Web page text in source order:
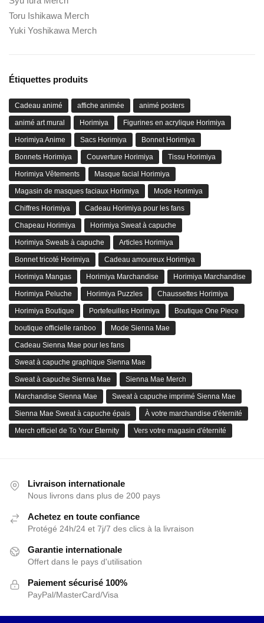
Toru Ishikawa Merch
Yuki Yoshikawa Merch
Étiquettes produits
Cadeau animé affiche animée animé posters
animé art mural Horimiya Figurines en acrylique Horimiya
Horimiya Anime Sacs Horimiya Bonnet Horimiya
Bonnets Horimiya Couverture Horimiya Tissu Horimiya
Horimiya Vêtements Masque facial Horimiya
Magasin de masques faciaux Horimiya Mode Horimiya
Chiffres Horimiya Cadeau Horimiya pour les fans
Chapeau Horimiya Horimiya Sweat à capuche
Horimiya Sweats à capuche Articles Horimiya
Bonnet tricoté Horimiya Cadeau amoureux Horimiya
Horimiya Mangas Horimiya Marchandise Horimiya Marchandise
Horimiya Peluche Horimiya Puzzles Chaussettes Horimiya
Horimiya Boutique Portefeuilles Horimiya Boutique One Piece
boutique officielle ranboo Mode Sienna Mae
Cadeau Sienna Mae pour les fans
Sweat à capuche graphique Sienna Mae
Sweat à capuche Sienna Mae Sienna Mae Merch
Marchandise Sienna Mae Sweat à capuche imprimé Sienna Mae
Sienna Mae Sweat à capuche épais À votre marchandise d'éternité
Merch officiel de To Your Eternity Vers votre magasin d'éternité
Livraison internationale
Nous livrons dans plus de 200 pays
Achetez en toute confiance
Protégé 24h/24 et 7j/7 des clics à la livraison
Garantie internationale
Offert dans le pays d'utilisation
Paiement sécurisé 100%
PayPal/MasterCard/Visa